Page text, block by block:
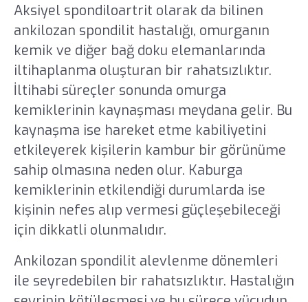
Aksiyel spondiloartrit olarak da bilinen
ankilozan spondilit hastalığı, omurganın
kemik ve diğer bağ doku elemanlarında
iltihaplanma oluşturan bir rahatsızlıktır.
İltihabi süreçler sonunda omurga
kemiklerinin kaynaşması meydana gelir. Bu
kaynaşma ise hareket etme kabiliyetini
etkileyerek kişilerin kambur bir görünüme
sahip olmasına neden olur. Kaburga
kemiklerinin etkilendiği durumlarda ise
kişinin nefes alıp vermesi güçleşebileceği
için dikkatli olunmalıdır.
Ankilozan spondilit alevlenme dönemleri
ile seyredebilen bir rahatsızlıktır. Hastalığın